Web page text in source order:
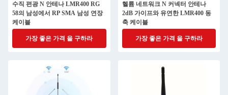
수직 편광 N 안테나 LMR400 RG
58의 남성에서 RP SMA 남성 연장
케이블
가장 좋은 가격 을 구하라
헬륨 네트워크 N 커넥터 안테나
2dB 가이프와 유연한 LMR400 동
축 케이블
가장 좋은 가격 을 구하라